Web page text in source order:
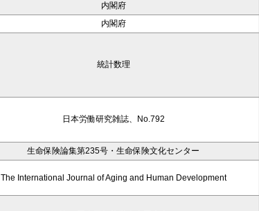
内閣府
内閣府
統計数理
日本労働研究雑誌、No.792
生命保険論集第235号・生命保険文化センター
The International Journal of Aging and Human Development